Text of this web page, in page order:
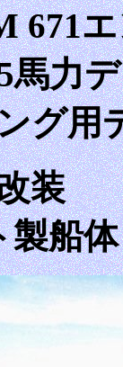
671
馬力
グ用
装
船体